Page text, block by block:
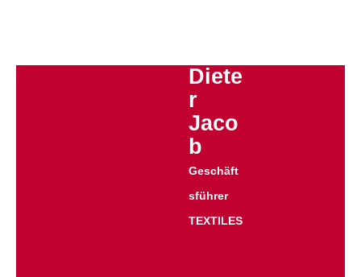
Diete
r
Jaco
b
Geschäft
sführer
TEXTILES